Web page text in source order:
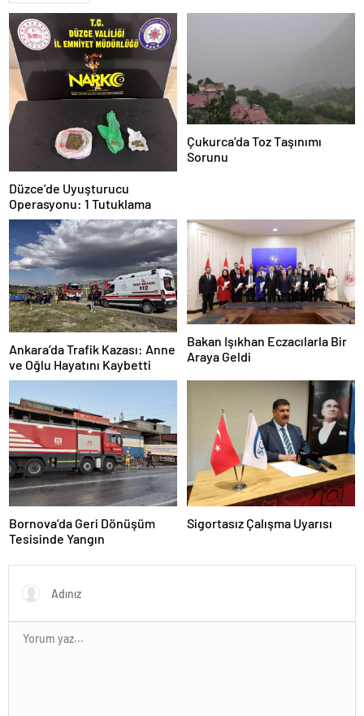
Düzce’de Uyuşturucu
Operasyonu: 1 Tutuklama
Çukurca’da Toz Taşınımı
Sorunu
Ankara’da Trafik Kazası: Anne
ve Oğlu Hayatını Kaybetti
Bakan Işıkhan Eczacılarla Bir
Araya Geldi
Bornova’da Geri Dönüşüm
Tesisinde Yangın
Sigortasız Çalışma Uyarısı